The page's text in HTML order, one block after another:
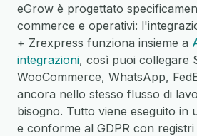
eGrow è progettato
commerce e operativi:
+ Zrexpress funziona insieme a
integrazioni, così puoi collegare
WooCommerce, WhatsApp,
ancora nello stesso flusso di
bisogno. Tutto viene eseguito in
e conforme al GDPR con registri